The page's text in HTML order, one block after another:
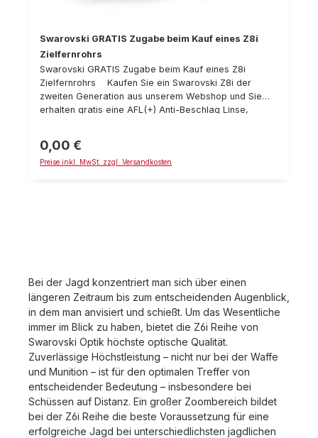
Swarovski GRATIS Zugabe beim Kauf eines Z8i
Zielfernrohrs
Swarovski GRATIS Zugabe beim Kauf eines Z8i
Zielfernrohrs Kaufen Sie ein Swarovski Z8i der
zweiten Generation aus unserem Webshop und Sie
erhalten gratis eine AFL(+) Anti-Beschlag Linse,
Rückgabe & Widerruf der Bestellung nur mit
Rücksendung der unbenutzten AFL möglich.
Regulärer Preis:
0,00 €
Preise inkl. MwSt. zzgl. Versandkosten
Bei der Jagd konzentriert man sich über einen
längeren Zeitraum bis zum entscheidenden Augenblick,
in dem man anvisiert und schießt. Um das Wesentliche
immer im Blick zu haben, bietet die Z6i Reihe von
Swarovski Optik höchste optische Qualität.
Zuverlässige Höchstleistung – nicht nur bei der Waffe
und Munition – ist für den optimalen Treffer von
entscheidender Bedeutung – insbesondere bei
Schüssen auf Distanz. Ein großer Zoombereich bildet
bei der Z6i Reihe die beste Voraussetzung für eine
erfolgreiche Jagd bei unterschiedlichsten jagdlichen